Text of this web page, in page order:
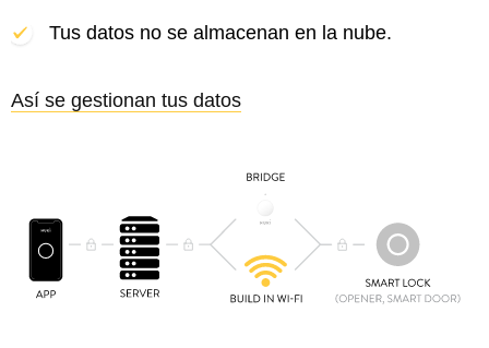
Tus datos no se almacenan en la nube.
Así se gestionan tus datos